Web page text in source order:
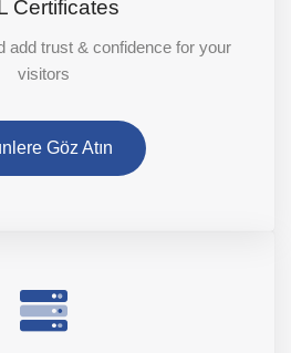
Certificates
add trust & confidence for your
visitors
Göz Atın